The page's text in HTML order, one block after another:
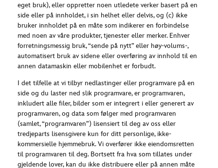
eget bruk), eller oppretter noen utledete verker basert på en
side eller på innholdet, i sin helhet eller delvis, og (c) ikke
bruker innholdet på en måte som indikerer en forbindelse
med noen av våre produkter, tjenester eller merker. Enhver
forretningsmessig bruk, “sende på nytt” eller høy-volums-,
automatisert bruk av sidene eller overføring av innhold til en
annen datamaskin eller mobilenhet er forbudt.
I det tilfelle at vi tilbyr nedlastinger eller programvare på en
side og du laster ned slik programvare, er programvaren,
inkludert alle filer, bilder som er integrert i eller generert av
programvaren, og data som følger med programvaren
(samlet, “programvaren”) lisensiert til deg av oss eller
tredjeparts lisensgivere kun for ditt personlige, ikke-
kommersielle hjemmebruk. Vi overfører ikke eiendomsretten
til programvaren til deg. Bortsett fra hva som tillates under
gjeldende lover, kan du ikke distribuere eller på annen måte